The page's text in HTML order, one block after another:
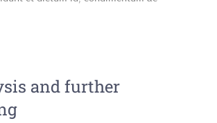
and further